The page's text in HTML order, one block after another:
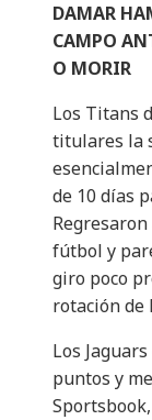
DAMAR
CAMPO
O MORIR
Los Titans
titulares la
de 10 días
fútbol y
giro poco
rotación de
Los
puntos y